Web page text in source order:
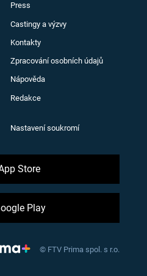
Press
Castingy a výzvy
Kontakty
Zpracování osobních údajů
Nápověda
Redakce
Nastavení soukromí
Store
Play
© FTV Prima spol. s r.o.